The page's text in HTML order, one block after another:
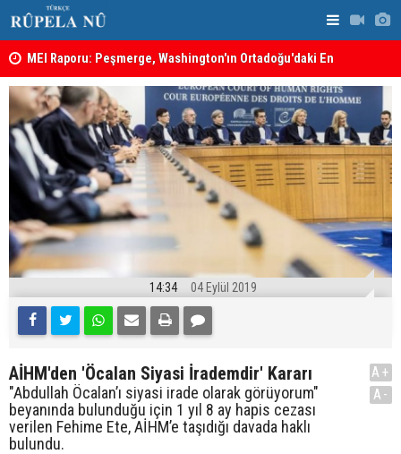
MEI Raporu: Peşmerge, Washington'ın Ortadoğu'daki En
Önemli Güvenlik Ortaklarından Biri ABD'nin
14:34 04 Eylül 2019
AİHM'den 'Öcalan Siyasi İrademdir' Kararı
"Abdullah Öcalan’ı siyasi irade olarak görüyorum"
beyanında bulunduğu için 1 yıl 8 ay hapis cezası
verilen Fehime Ete, AİHM’e taşıdığı davada haklı
bulundu.
A+
A-